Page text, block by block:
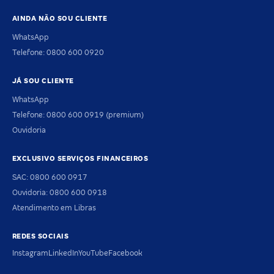
AINDA NÃO SOU CLIENTE
WhatsApp
Telefone: 0800 600 0920
JÁ SOU CLIENTE
WhatsApp
Telefone: 0800 600 0919 (premium)
Ouvidoria
EXCLUSIVO SERVIÇOS FINANCEIROS
SAC: 0800 600 0917
Ouvidoria: 0800 600 0918
Atendimento em Libras
REDES SOCIAIS
InstagramLinkedInYouTubeFacebook